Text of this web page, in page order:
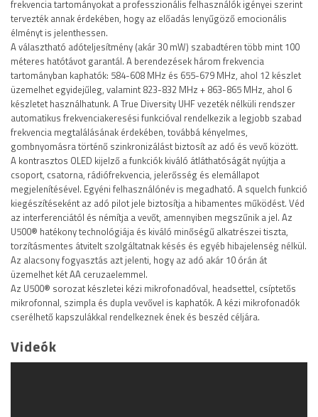
frekvencia tartományokat a professzionális felhasználók igényei szerint
tervezték annak érdekében, hogy az előadás lenyűgöző emocionális
élményt is jelenthessen.
A választható adóteljesítmény (akár 30 mW) szabadtéren több mint 100
méteres hatótávot garantál. A berendezések három frekvencia
tartományban kaphatók: 584-608 MHz és 655-679 MHz, ahol 12 készlet
üzemelhet egyidejűleg, valamint 823-832 MHz + 863-865 MHz, ahol 6
készletet használhatunk. A True Diversity UHF vezeték nélküli rendszer
automatikus frekvenciakeresési funkcióval rendelkezik a legjobb szabad
frekvencia megtalálásának érdekében, továbbá kényelmes,
gombnyomásra történő szinkronizálást biztosít az adó és vevő között.
A kontrasztos OLED kijelző a funkciók kiváló átláthatóságát nyújtja a
csoport, csatorna, rádiófrekvencia, jelerősség és elemállapot
megjelenítésével. Egyéni felhasználónév is megadható. A squelch funkció
kiegészítéseként az adó pilot jele biztosítja a hibamentes működést. Véd
az interferenciától és némítja a vevőt, amennyiben megszűnik a jel. Az
U500® hatékony technológiája és kiváló minőségű alkatrészei tiszta,
torzításmentes átvitelt szolgáltatnak késés és egyéb hibajelenség nélkül.
Az alacsony fogyasztás azt jelenti, hogy az adó akár 10 órán át
üzemelhet két AA ceruzaelemmel.
Az U500® sorozat készletei kézi mikrofonadóval, headsettel, csíptetős
mikrofonnal, szimpla és dupla vevővel is kaphatók. A kézi mikrofonadók
cserélhető kapszulákkal rendelkeznek ének és beszéd céljára.
Videók